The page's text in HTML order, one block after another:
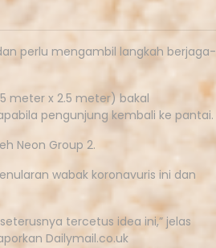
perlu mengambil langkah berjaga-
meter x 2.5 meter) bakal
pengunjung kembali ke pantai.
Neon Group 2.
wabak koronavuris ini dan
tercetus idea ini,” jelas
Dailymail.co.uk